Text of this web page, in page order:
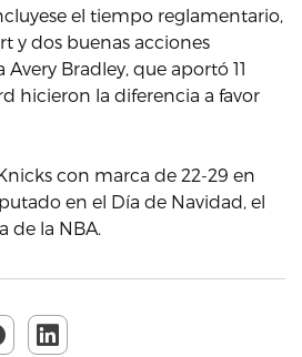
el tiempo reglamentario,
y dos buenas acciones
Bradley, que aportó 11
hicieron la diferencia a favor
con marca de 22-29 en
en el Día de Navidad, el
de la NBA.